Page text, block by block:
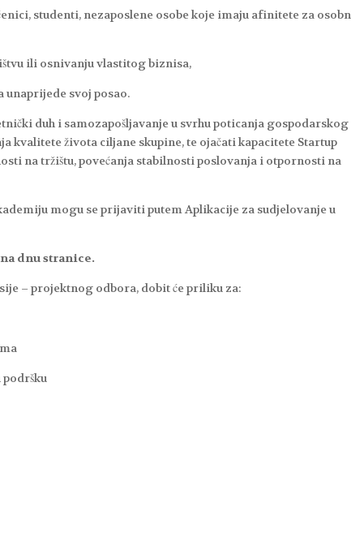
studenti, nezaposlene osobe koje imaju afinitete za
ili osnivanju vlastitog biznisa,
unaprijede svoj posao.
duh i samozapošljavanje u svrhu poticanja gospodarskog
kvalitete života ciljane skupine, te ojačati kapacitete Startup
na tržištu, povećanja stabilnosti poslovanja i otpornosti na
mogu se prijaviti putem Aplikacije za sudjelovanje u
dnu stranice.
– projektnog odbora, dobit će priliku za: